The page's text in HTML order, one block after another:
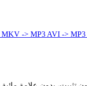
MKV -> MP3 AVI -> MP3